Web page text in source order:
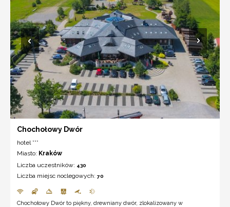
Chochołowy Dwór
hotel ***
Miasto: Kraków
Liczba uczestników: 430
Liczba miejsc noclegowych: 70
Chochołowy Dwór to piękny, drewniany dwór, zlokalizowany w